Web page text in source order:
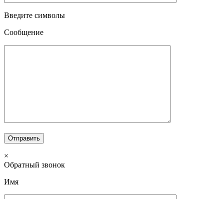
Введите символы
Сообщение
×
Обратный звонок
Имя